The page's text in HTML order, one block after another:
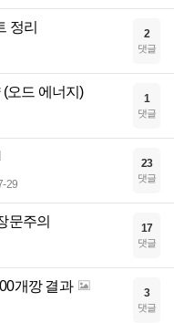
정리 2
댓글
오드 에너지) 1
댓글
29
23
댓글
문주의 17
댓글
개깡 결과 3
댓글